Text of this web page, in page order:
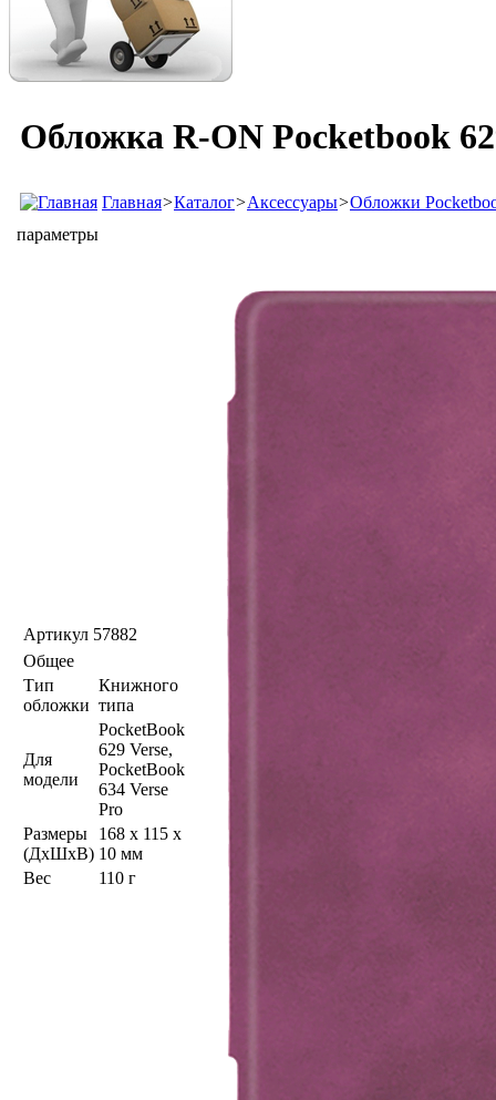
Обложка R-ON Pocketbook
Главная>Каталог>Аксессуары>Обложки
параметры
Артикул 57882
Общее
Тип
обложки
Книжного
типа
Для
модели
PocketBook
629 Verse,
PocketBook
634 Verse
Pro
Размеры
(ДхШхВ)
168 x 115 x
10 мм
Вес
110 г